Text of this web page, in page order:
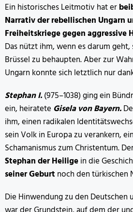
Ein historisches Leitmotiv hat er
Narrativ der rebellischen Ungarn
Freiheitskriege gegen aggressive
Das nützt ihm, wenn es darum geht,
Brüssel zu behaupten. Aber zur
Ungarn konnte sich letztlich nur
Stephan I.(975–1038) ging ein
ein, heiratete Gisela von Bayern.
ihm, einen radikalen
sein Volk in Europa zu verankern,
Schamanismus zum Christentum.
Stephan der Heiligein die
seiner Geburt noch den türkischen
Die Hinwendung zu den Deutschen